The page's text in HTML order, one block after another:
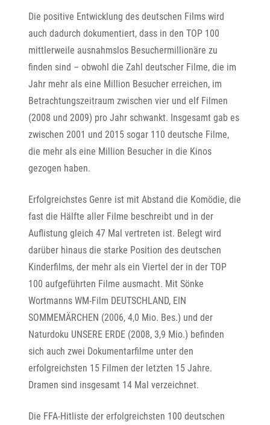
Die positive Entwicklung des deutschen Films wird
auch dadurch dokumentiert, dass in den TOP 100
mittlerweile ausnahmslos Besuchermillionäre zu
finden sind – obwohl die Zahl deutscher Filme, die im
Jahr mehr als eine Million Besucher erreichen, im
Betrachtungszeitraum zwischen vier und elf Filmen
(2008 und 2009) pro Jahr schwankt. Insgesamt gab es
zwischen 2001 und 2015 sogar 110 deutsche Filme,
die mehr als eine Million Besucher in die Kinos
gezogen haben.
Erfolgreichstes Genre ist mit Abstand die Komödie, die
fast die Hälfte aller Filme beschreibt und in der
Auflistung gleich 47 Mal vertreten ist. Belegt wird
darüber hinaus die starke Position des deutschen
Kinderfilms, der mehr als ein Viertel der in der TOP
100 aufgeführten Filme ausmacht. Mit Sönke
Wortmanns WM-Film DEUTSCHLAND, EIN
SOMMEMÄRCHEN (2006, 4,0 Mio. Bes.) und der
Naturdoku UNSERE ERDE (2008, 3,9 Mio.) befinden
sich auch zwei Dokumentarfilme unter den
erfolgreichsten 15 Filmen der letzten 15 Jahre.
Dramen sind insgesamt 14 Mal verzeichnet.
Die FFA-Hitliste der erfolgreichsten 100 deutschen